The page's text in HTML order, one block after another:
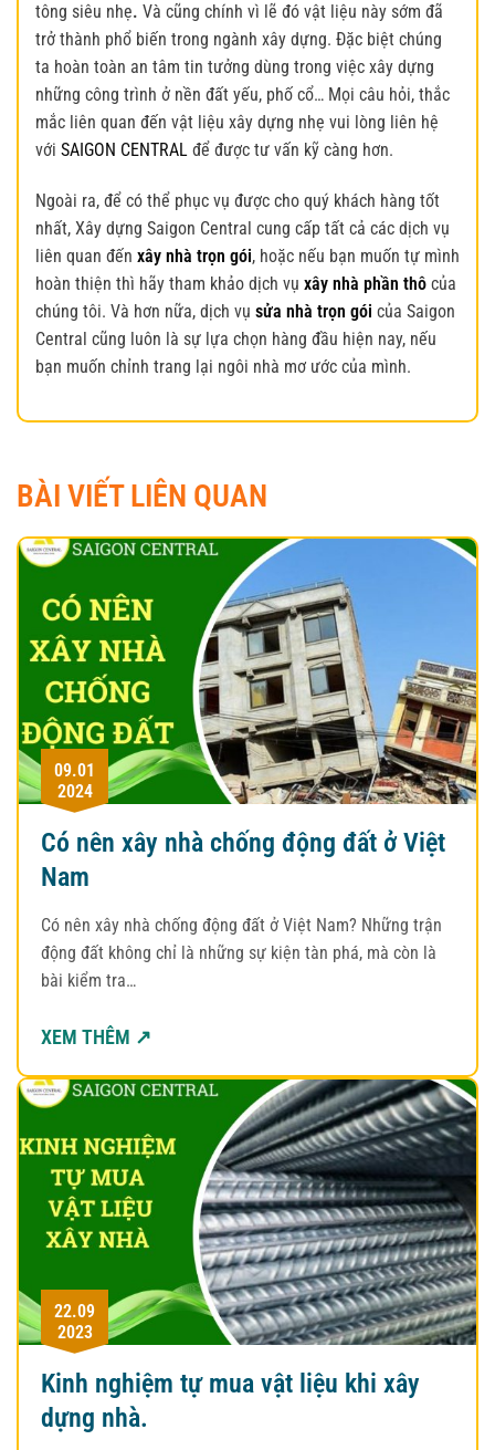
tông siêu nhẹ. Và cũng chính vì lẽ đó vật liệu này sớm đã
trở thành phổ biến trong ngành xây dựng. Đặc biệt chúng
ta hoàn toàn an tâm tin tưởng dùng trong việc xây dựng
những công trình ở nền đất yếu, phố cổ… Mọi câu hỏi, thắc
mắc liên quan đến vật liệu xây dựng nhẹ vui lòng liên hệ
với SAIGON CENTRAL để được tư vấn kỹ càng hơn.
Ngoài ra, để có thể phục vụ được cho quý khách hàng tốt
nhất, Xây dựng Saigon Central cung cấp tất cả các dịch vụ
liên quan đến xây nhà trọn gói, hoặc nếu bạn muốn tự mình
hoàn thiện thì hãy tham khảo dịch vụ xây nhà phần thô của
chúng tôi. Và hơn nữa, dịch vụ sửa nhà trọn gói của Saigon
Central cũng luôn là sự lựa chọn hàng đầu hiện nay, nếu
bạn muốn chỉnh trang lại ngôi nhà mơ ước của mình.
BÀI VIẾT LIÊN QUAN
09.01
2024
Có nên xây nhà chống động đất ở Việt
Nam
Có nên xây nhà chống động đất ở Việt Nam? Những trận
động đất không chỉ là những sự kiện tàn phá, mà còn là
bài kiểm tra…
XEM THÊM ↗
22.09
2023
Kinh nghiệm tự mua vật liệu khi xây
dựng nhà.